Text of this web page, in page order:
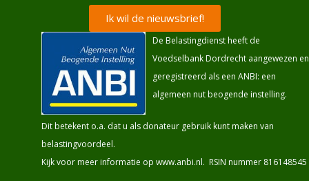
Ik wil de nieuwsbrief!
De Belastingdienst heeft de
Voedselbank Dordrecht aangewezen en
geregistreerd als een ANBI: een
algemeen nut beogende instelling.
Dit betekent o.a. dat u als donateur gebruik kunt maken van
belastingvoordeel.
Kijk voor meer informatie op www.anbi.nl. RSIN nummer 816148545